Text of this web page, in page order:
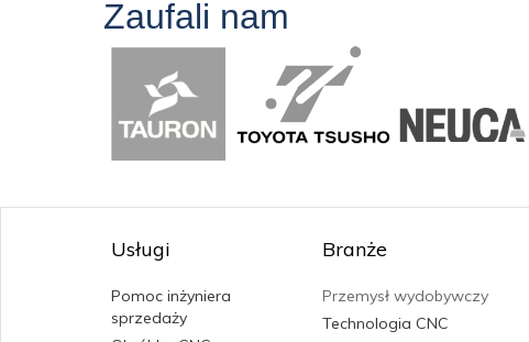
Zaufali nam
Usługi
Pomoc inżyniera
sprzedaży
Branże
Przemysł wydobywczy
Technologia CNC